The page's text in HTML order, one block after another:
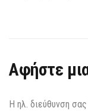
Αφήστε
Η ηλ. διεύθυνση